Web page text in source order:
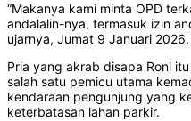
“Makanya kami minta OPD
andalalin-nya, termasuk izin
ujarnya, Jumat 9 Januari 2026.
Pria yang akrab disapa Roni
salah satu pemicu utama
kendaraan pengunjung yang
keterbatasan lahan parkir.